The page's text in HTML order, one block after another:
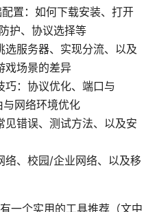
置：如何下载安装、打开
护、协议选择等
选服务器、实现分流、以及
戏场景的差异
巧：协议优化、端口与
网络环境优化
见错误、测试方法、以及安
络、校园/企业网络、以及移
一个实用的工具推荐（文中